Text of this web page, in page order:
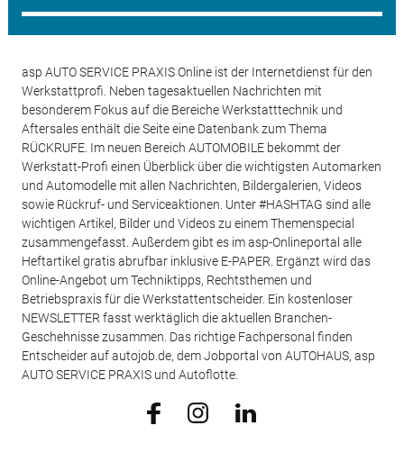
asp AUTO SERVICE PRAXIS Online ist der Internetdienst für den
Werkstattprofi. Neben tagesaktuellen Nachrichten mit
besonderem Fokus auf die Bereiche Werkstatttechnik und
Aftersales enthält die Seite eine Datenbank zum Thema
RÜCKRUFE. Im neuen Bereich AUTOMOBILE bekommt der
Werkstatt-Profi einen Überblick über die wichtigsten Automarken
und Automodelle mit allen Nachrichten, Bildergalerien, Videos
sowie Rückruf- und Serviceaktionen. Unter #HASHTAG sind alle
wichtigen Artikel, Bilder und Videos zu einem Themenspecial
zusammengefasst. Außerdem gibt es im asp-Onlineportal alle
Heftartikel gratis abrufbar inklusive E-PAPER. Ergänzt wird das
Online-Angebot um Techniktipps, Rechtsthemen und
Betriebspraxis für die Werkstattentscheider. Ein kostenloser
NEWSLETTER fasst werktäglich die aktuellen Branchen-
Geschehnisse zusammen. Das richtige Fachpersonal finden
Entscheider auf autojob.de, dem Jobportal von AUTOHAUS, asp
AUTO SERVICE PRAXIS und Autoflotte.